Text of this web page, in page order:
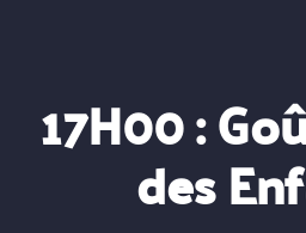
17H00 :
des